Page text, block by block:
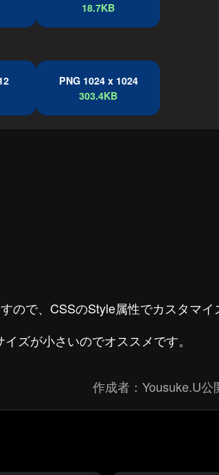
18.7KB
PNG 1024 x 1024
303.4KB
で、CSSのStyle属性でカスタマイ
ズが小さいのでオススメです。
作成者： Yousuke.U公